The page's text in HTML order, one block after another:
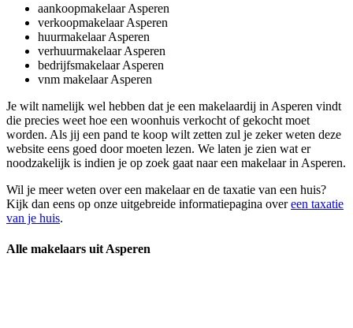
aankoopmakelaar Asperen
verkoopmakelaar Asperen
huurmakelaar Asperen
verhuurmakelaar Asperen
bedrijfsmakelaar Asperen
vnm makelaar Asperen
Je wilt namelijk wel hebben dat je een makelaardij in Asperen vindt
die precies weet hoe een woonhuis verkocht of gekocht moet
worden. Als jij een pand te koop wilt zetten zul je zeker weten deze
website eens goed door moeten lezen. We laten je zien wat er
noodzakelijk is indien je op zoek gaat naar een makelaar in Asperen.
Wil je meer weten over een makelaar en de taxatie van een huis?
Kijk dan eens op onze uitgebreide informatiepagina overeen taxatie
van je huis.
Alle makelaars uit Asperen